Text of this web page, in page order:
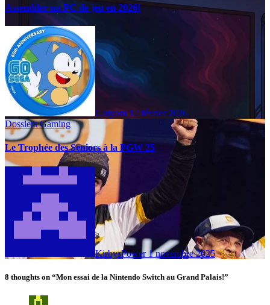
Assembler un PC de jeu en 2026!
Guiyom 12 février 2026
Dossiers Gaming
Le Trophée des Seniors à la PGW 25
KirbysPower 1 novembre 2025
8 thoughts on “Mon essai de la Nintendo Switch au Grand Palais!”